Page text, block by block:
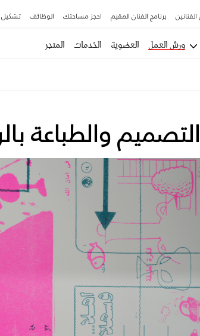
برنامج الفنان المقيم احجز مساحتك الوظائف تشكيل
ورش العمل العضوية الخدمات المتجر
التصميم والطباعة